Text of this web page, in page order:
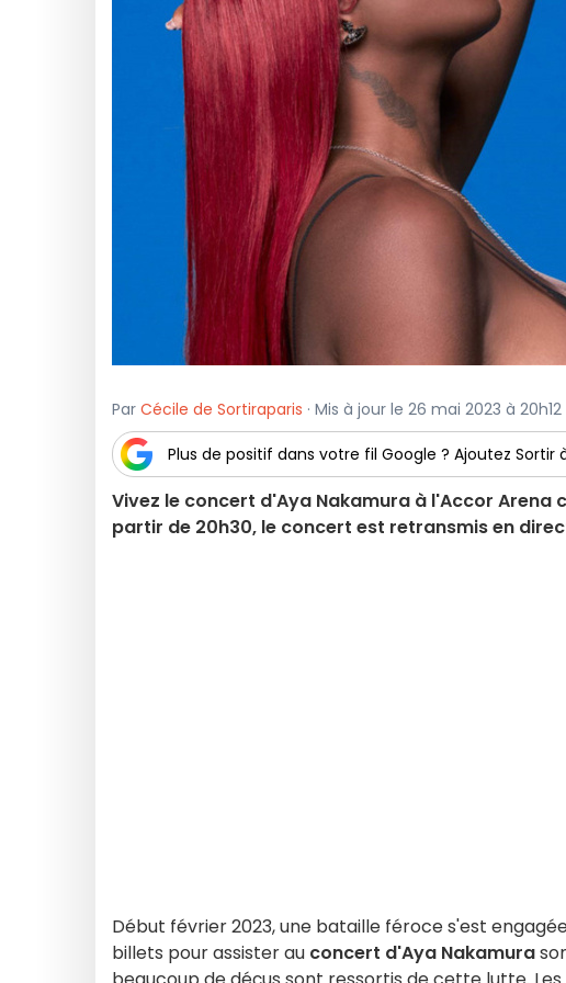
Par Cécile de Sortiraparis · Mis à jour le 26 mai 2023 à 20h12
Plus de positif dans votre fil Google ? Ajoutez Sortir
Vivez le concert d'Aya Nakamura à l'Accor Arena
partir de 20h30, le concert est retransmis en
Début février 2023, une bataille féroce s'est
billets pour assister au concert d'Aya Nakamura